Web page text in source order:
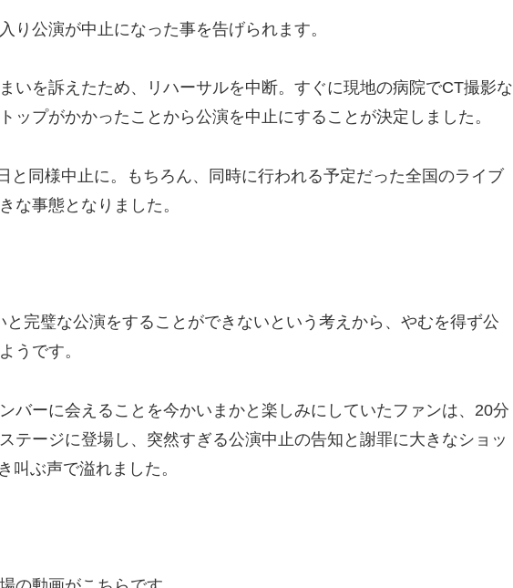
り公演が中止になった事を告げられます。
いを訴えたため、リハーサルを中断。すぐに現地の病院でCT撮影な
ップがかかったことから公演を中止にすることが決定しました。
と同様中止に。もちろん、同時に行われる予定だった全国のライブ
な事態となりました。
完璧な公演をすることができないという考えから、やむを得ず公
うです。
バーに会えることを今かいまかと楽しみにしていたファンは、20分
テージに登場し、突然すぎる公演中止の告知と謝罪に大きなショッ
叫ぶ声で溢れました。